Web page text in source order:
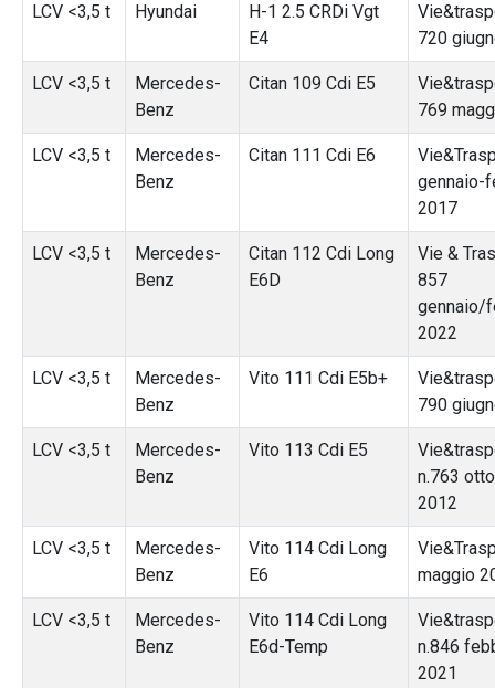
LCV <3,5 t Hyundai
H-1 2.5 CRDi Vgt
E4
720
LCV <3,5 t
Mercedes-
Benz
Citan 109 Cdi E5
769
LCV <3,5 t
Mercedes-
Benz
Citan 111 Cdi E6
gennaio-
2017
LCV <3,5 t
Mercedes-
Benz
Citan 112 Cdi Long
E6D
Vie &
857
gennaio/
2022
LCV <3,5 t
Mercedes-
Benz
Vito 111 Cdi E5b+
790
LCV <3,5 t
Mercedes-
Benz
Vito 113 Cdi E5
n.763
2012
LCV <3,5 t
Mercedes-
Benz
Vito 114 Cdi Long
E6
maggio
LCV <3,5 t
Mercedes-
Benz
Vito 114 Cdi Long
E6d-Temp
n.846
2021